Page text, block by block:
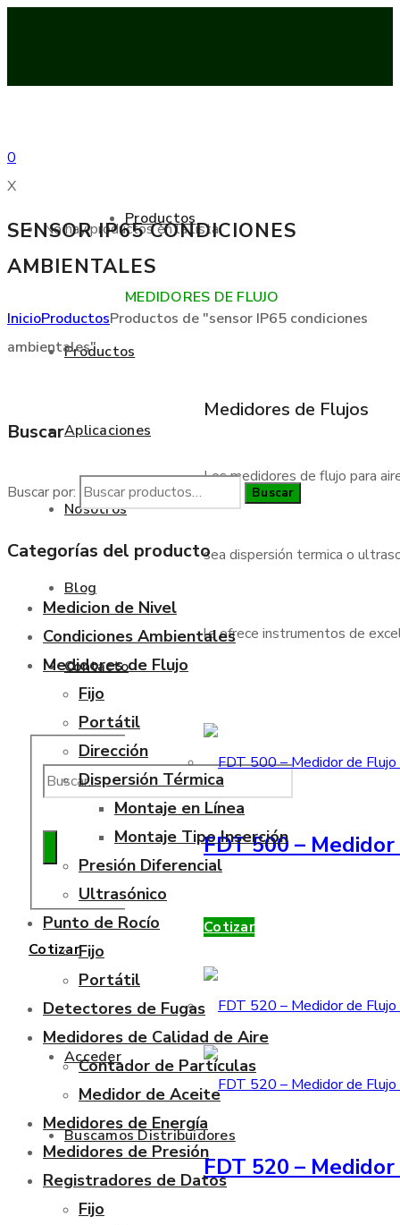
0
X
No hay productos en la lista
Productos
Aplicaciones
Nosotros
Blog
Contacto
Cotizar
Acceder
Buscamos Distribuidores
Productos
MEDIDORES DE FLUJO
Medidores de Flujos
Los medidores de flujo para
sea dispersión termica o
le ofrece instrumentos de
FDT 500 –
Cotizar
FDT 520 –
SENSOR IP65 CONDICIONES
AMBIENTALES
InicioProductosProductos de "sensor IP65 condiciones
ambientales"
Buscar
Buscar por: Buscar
Categorías del producto
Medicion de Nivel
Condiciones Ambientales
Medidores de Flujo
Fijo
Portátil
Dirección
Dispersión Térmica
Montaje en Línea
Montaje Tipo Inserción
Presión Diferencial
Ultrasónico
Punto de Rocío
Fijo
Portátil
Detectores de Fugas
Medidores de Calidad de Aire
Contador de Partículas
Medidor de Aceite
Medidores de Energía
Medidores de Presión
Registradores de Datos
Fijo